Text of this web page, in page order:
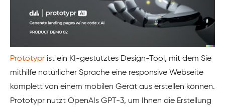
Prototypr ist ein KI-gestütztes Design-Tool, mit dem Sie
mithilfe natürlicher Sprache eine responsive Webseite
komplett von einem mobilen Gerät aus erstellen können.
Prototypr nutzt OpenAIs GPT-3, um Ihnen die Erstellung